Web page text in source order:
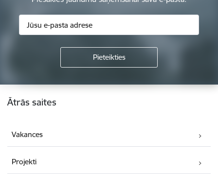
Kājene
Ātrās saites
Vakances
Projekti